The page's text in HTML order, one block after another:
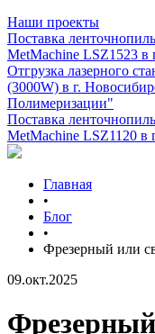
Наши проекты
Поставка
MetMachine LSZ1523 в
Отгрузка лазерного
(3000W) в г.
Полимеризации"
Поставка
MetMachine LSZ1120 в
Главная
•
Блог
•
Фрезерный или
09.окт.2025